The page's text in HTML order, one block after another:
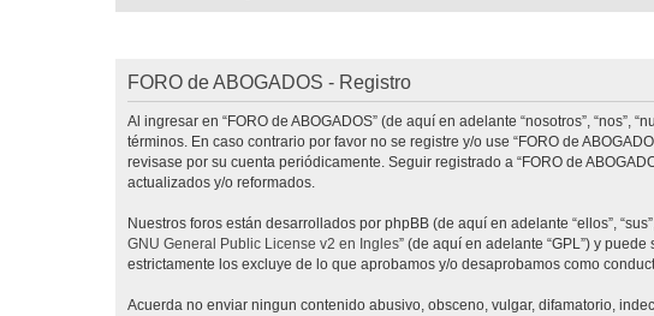
FORO de ABOGADOS - Registro
Al ingresar en “FORO de ABOGADOS” (de aquí en adelante “nosotros”, “nos”,
términos. En caso contrario por favor no se registre y/o use “FORO de
revisase por su cuenta periódicamente. Seguir registrado a “FORO de
actualizados y/o reformados.
Nuestros foros están desarrollados por phpBB (de aquí en adelante “ellos”,
GNU General Public License v2 en Ingles” (de aquí en adelante “GPL”) y
estrictamente los excluye de lo que aprobamos y/o desaprobamos como
Acuerda no enviar ningun contenido abusivo, obsceno, vulgar, difamatorio,